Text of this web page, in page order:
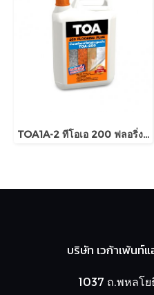
TOA1A-2 ทีโอเอ 200 ฟลอริ่งพลัส
บริษัท เวก้าเพ้นท์
1037 ถ.พหลโ